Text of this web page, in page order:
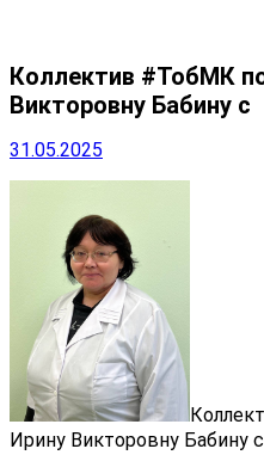
Коллектив #ТобМК
Викторовну Бабину с
31.05.2025
Ирину Викторовну Бабину